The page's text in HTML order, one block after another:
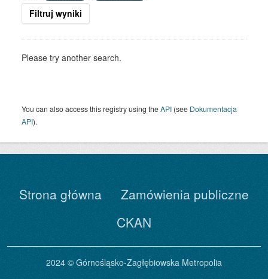
Filtruj wyniki
Please try another search.
You can also access this registry using theAPI (see Dokumentacja
API).
Strona główna
Zamówienia publiczne
CKAN
2024 © Górnośląsko-Zagłębiowska Metropolia